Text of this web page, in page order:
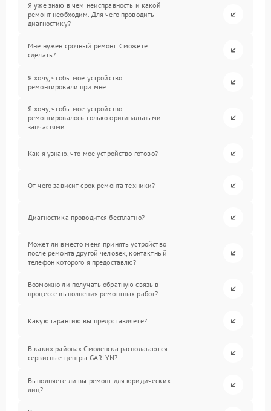
Я уже знаю в чем неисправность и какой
ремонт необходим. Для чего проводить
диагностику?
Мне нужен срочный ремонт. Сможете
сделать?
Я хочу, чтобы мое устройство
ремонтировали при мне.
Я хочу, чтобы мое устройство
ремонтировалось только оригинальными
запчастями.
Как я узнаю, что мое устройство готово?
От чего зависит срок ремонта техники?
Диагностика проводится бесплатно?
Может ли вместо меня принять устройство
после ремонта другой человек, контактный
телефон которого я предоставлю?
Возможно ли получать обратную связь в
процессе выполнения ремонтных работ?
Какую гарантию вы предоставляете?
В каких районах Смоленска располагаются
сервисные центры GARLYN?
Выполняете ли вы ремонт для юридических
лиц?